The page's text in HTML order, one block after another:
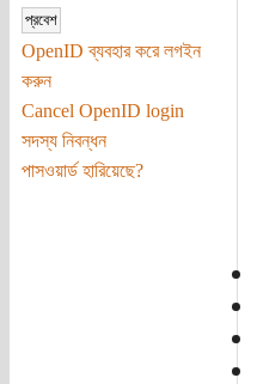
OpenID ব্যবহার করে লগইন
করুন
Cancel OpenID login
সদস্য নিবন্ধন
পাসওয়ার্ড হারিয়েছে?